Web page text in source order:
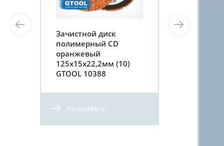
Зачистной диск
полимерный CD
оранжевый
125х15х22,2мм (10)
GTOOL 10388
Посмотреть